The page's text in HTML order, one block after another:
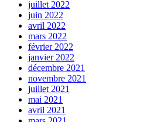
juillet 2022
juin 2022
avril 2022
mars 2022
février 2022
janvier 2022
décembre 2021
novembre 2021
juillet 2021
mai 2021
avril 2021